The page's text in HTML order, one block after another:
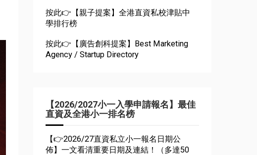
按此👉【親子提案】全港直資私校津貼中
學排行榜
按此👉【廣告創科提案】Best Marketing
Agency / Startup Directory
【2026/2027小一入學申請報名】最佳
直資及全港小一排名榜
【👉2026/27直資私立小一報名日期公
佈】一文看清重要日期及連結！（多達50